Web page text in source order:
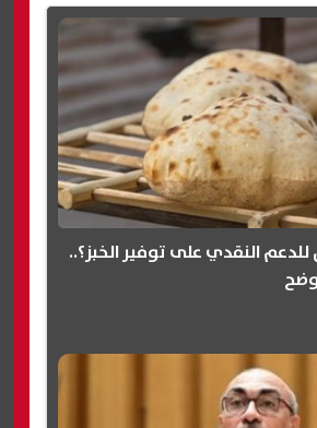
النقدي على توفير الخبز؟..